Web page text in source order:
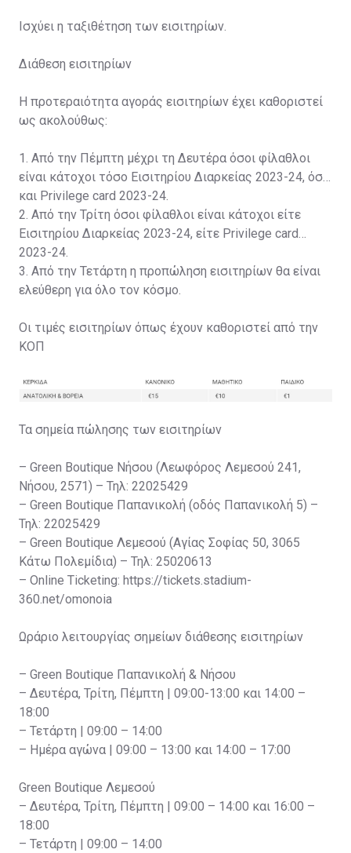
Ισχύει η ταξιθέτηση των εισιτηρίων.
Διάθεση εισιτηρίων
Η προτεραιότητα αγοράς εισιτηρίων έχει καθοριστεί
ως ακολούθως:
1. Από την Πέμπτη μέχρι τη Δευτέρα όσοι φίλαθλοι
είναι κάτοχοι τόσο Εισιτηρίου Διαρκείας 2023-24, όσο
και Privilege card 2023-24.
2. Από την Τρίτη όσοι φίλαθλοι είναι κάτοχοι είτε
Εισιτηρίου Διαρκείας 2023-24, είτε Privilege card
2023-24.
3. Από την Τετάρτη η προπώληση εισιτηρίων θα είναι
ελεύθερη για όλο τον κόσμο.
Οι τιμές εισιτηρίων όπως έχουν καθοριστεί από την
ΚΟΠ
Τα σημεία πώλησης των εισιτηρίων
– Green Boutique Νήσου (Λεωφόρος Λεμεσού 241,
Νήσου, 2571) – Τηλ: 22025429
– Green Boutique Παπανικολή (οδός Παπανικολή 5) –
Τηλ: 22025429
– Green Boutique Λεμεσού (Αγίας Σοφίας 50, 3065
Κάτω Πολεμίδια) – Τηλ: 25020613
– Online Ticketing: https://tickets.stadium-
360.net/omonoia
Ωράριο λειτουργίας σημείων διάθεσης εισιτηρίων
– Green Boutique Παπανικολή & Νήσου
– Δευτέρα, Τρίτη, Πέμπτη | 09:00-13:00 και 14:00 –
18:00
– Τετάρτη | 09:00 – 14:00
– Ημέρα αγώνα | 09:00 – 13:00 και 14:00 – 17:00
Green Boutique Λεμεσού
– Δευτέρα, Τρίτη, Πέμπτη | 09:00 – 14:00 και 16:00 –
18:00
– Τετάρτη | 09:00 – 14:00